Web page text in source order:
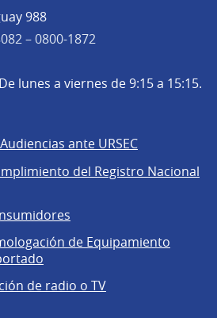
988
– 0800-1872
De lunes a viernes de 9:15 a 15:15.
ante URSEC
del Registro Nacional
de Equipamiento
de radio o TV